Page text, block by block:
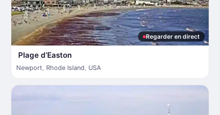
Regarder en direct
Plage d’Easton
Newport, Rhode Island, USA